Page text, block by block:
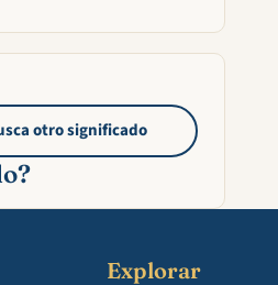
otro significado
Explorar